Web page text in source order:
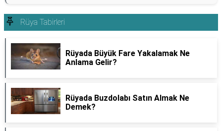
Rüya Tabirleri
Rüyada Büyük Fare Yakalamak Ne
Anlama Gelir?
Rüyada Buzdolabı Satın Almak Ne
Demek?